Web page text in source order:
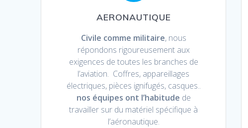
AERONAUTIQUE
Civile comme militaire, nous
répondons rigoureusement aux
exigences de toutes les branches de
l’aviation. Coffres, appareillages
électriques, pièces ignifugés, casques..
nos équipes ont l’habitude de
travailler sur du matériel spécifique à
l’aéronautique.